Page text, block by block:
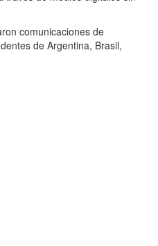
comunicaciones de
de Argentina, Brasil,